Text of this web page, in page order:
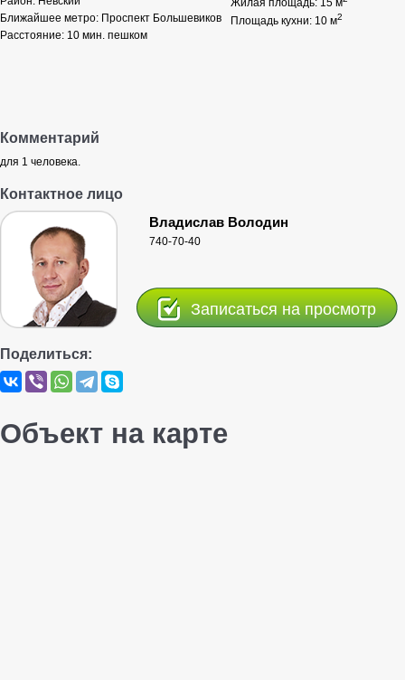
Ближайшее метро: Проспект Большевиков
Расстояние: 10 мин. пешком
Жилая площадь: 15 м
Площадь кухни: 10 м2
Комментарий
для 1 человека.
Контактное лицо
Владислав Володин
740-70-40
Записаться на просмотр
Поделиться:
Объект на карте